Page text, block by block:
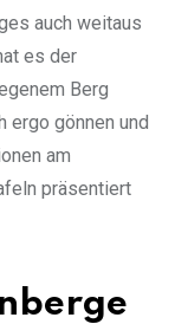
auch weitaus
es der
Berg
ergo gönnen und
am
präsentiert